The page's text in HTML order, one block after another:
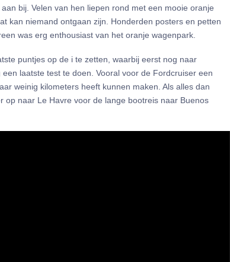
bij. Velen van hen liepen rond met een mooie oranje
kan niemand ontgaan zijn. Honderden posters en petten
was erg enthousiast van het oranje wagenpark.
puntjes op de i te zetten, waarbij eerst nog naar
laatste test te doen. Vooral voor de Fordcruiser een
weinig kilometers heeft kunnen maken. Als alles dan
op naar Le Havre voor de lange bootreis naar Buenos